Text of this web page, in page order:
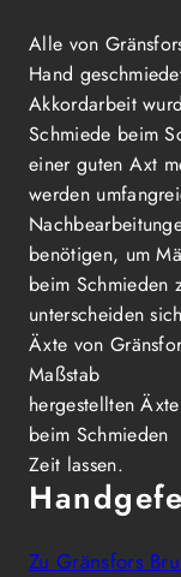
Alle von
Hand
Akkordarbeit
Schmiede beim
einer guten Axt
werden
benötigen, um
beim Schmieden
unterscheiden
Äxte von
Maßstab
hergestellten
beim Schmieden
Zeit lassen.
Zu Gränsfors